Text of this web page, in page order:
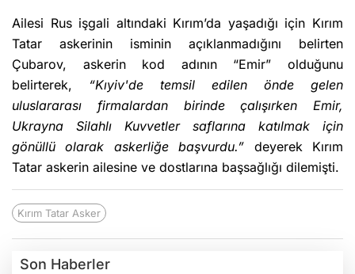
Ailesi Rus işgali altındaki Kırım’da yaşadığı için Kırım
Tatar askerinin isminin açıklanmadığını belirten
Çubarov, askerin kod adının “Emir” olduğunu
belirterek, “Kıyiv'de temsil edilen önde gelen
uluslararası firmalardan birinde çalışırken Emir,
Ukrayna Silahlı Kuvvetler saflarına katılmak için
gönüllü olarak askerliğe başvurdu.” deyerek Kırım
Tatar askerin ailesine ve dostlarına başsağlığı dilemişti.
Kırım Tatar Asker
Son Haberler